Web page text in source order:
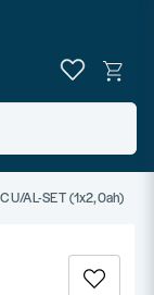
AL-SET (1x2,0ah)